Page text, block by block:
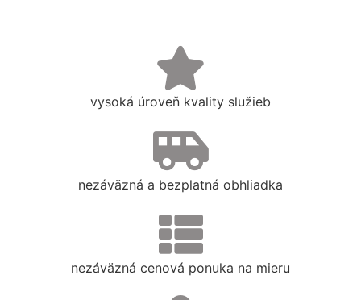
vysoká úroveň kvality služieb
nezáväzná a bezplatná obhliadka
nezáväzná cenová ponuka na mieru